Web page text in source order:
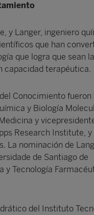
y Langer, ingeniero
que han
que logra que sean
capacidad terapéutica.
Conocimiento fueron
y Biología
y
Research Institute, y
La nominación de
de Santiago de
y Tecnología
del Instituto